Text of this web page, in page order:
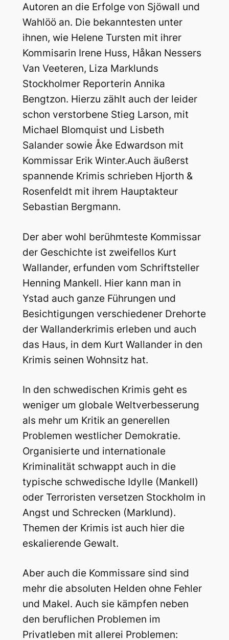
Autoren an die Erfolge von Sjöwall und
Wahlöö an. Die bekanntesten unter
ihnen, wie Helene Tursten mit ihrer
Kommisarin Irene Huss, Håkan Nessers
Van Veeteren, Liza Marklunds
Stockholmer Reporterin Annika
Bengtzon. Hierzu zählt auch der leider
schon verstorbene Stieg Larson, mit
Michael Blomquist und Lisbeth
Salander sowie Åke Edwardson mit
Kommissar Erik Winter.Auch äußerst
spannende Krimis schrieben Hjorth &
Rosenfeldt mit ihrem Hauptakteur
Sebastian Bergmann.
Der aber wohl berühmteste Kommissar
der Geschichte ist zweifellos Kurt
Wallander, erfunden vom Schriftsteller
Henning Mankell. Hier kann man in
Ystad auch ganze Führungen und
Besichtigungen verschiedener Drehorte
der Wallanderkrimis erleben und auch
das Haus, in dem Kurt Wallander in den
Krimis seinen Wohnsitz hat.
In den schwedischen Krimis geht es
weniger um globale Weltverbesserung
als mehr um Kritik an generellen
Problemen westlicher Demokratie.
Organisierte und internationale
Kriminalität schwappt auch in die
typische schwedische Idylle (Mankell)
oder Terroristen versetzen Stockholm in
Angst und Schrecken (Marklund).
Themen der Krimis ist auch hier die
eskalierende Gewalt.
Aber auch die Kommissare sind sind
mehr die absoluten Helden ohne Fehler
und Makel. Auch sie kämpfen neben
den beruflichen Problemen im
Privatleben mit allerei Problemen: